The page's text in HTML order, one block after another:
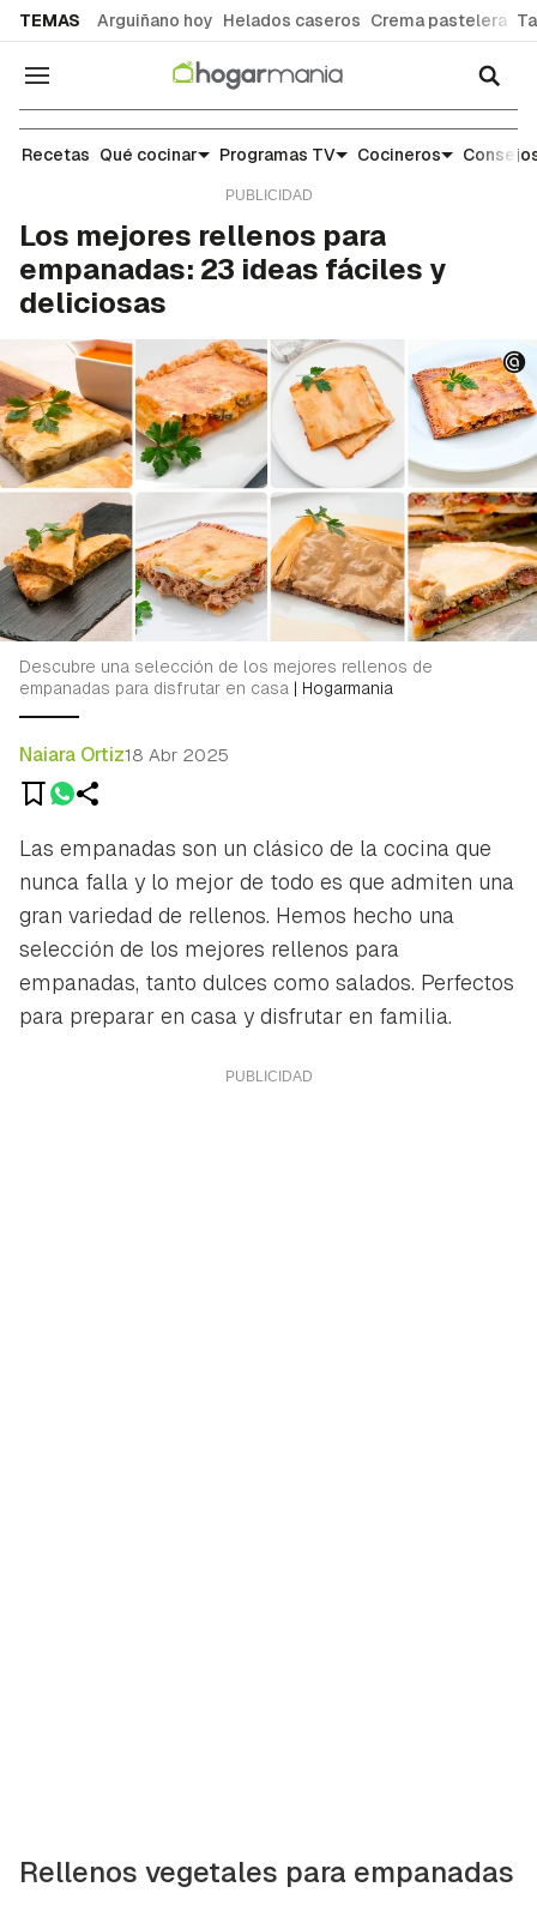
TEMAS Arguiñano hoy Helados caseros Crema pastelera
Navegación
Escuela de cocina: trucos y consejos para el día
Recetas Qué cocinar Programas TV Cocineros
Los mejores rellenos para
empanadas: 23 ideas fáciles y
deliciosas
Descubre una selección de los mejores rellenos de
empanadas para disfrutar en casa | Hogarmania
Naiara Ortiz18 Abr 2025
Las empanadas son un clásico de la cocina que
nunca falla y lo mejor de todo es que admiten una
gran variedad de rellenos. Hemos hecho una
selección de los mejores rellenos para
empanadas, tanto dulces como salados. Perfectos
para preparar en casa y disfrutar en familia.
Rellenos vegetales para empanadas